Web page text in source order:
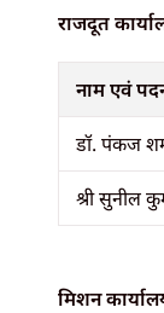
राजदूत
नाम एवं
डॉ. पंकज
श्री सुनील
मिशन